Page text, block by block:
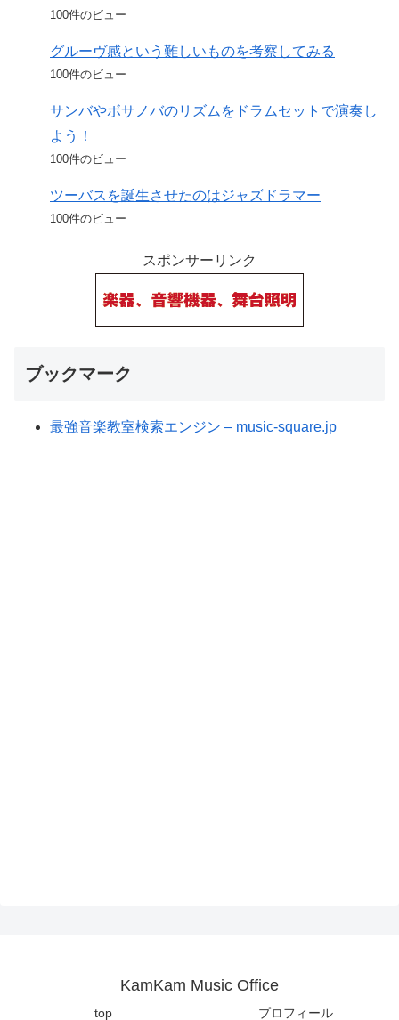
100件のビュー
グルーヴ感という難しいものを考察してみる
100件のビュー
サンバやボサノバのリズムをドラムセットで演奏し
よう！
100件のビュー
ツーバスを誕生させたのはジャズドラマー
100件のビュー
スポンサーリンク
ブックマーク
最強音楽教室検索エンジン – music-square.jp
KamKam Music Office
top プロフィール